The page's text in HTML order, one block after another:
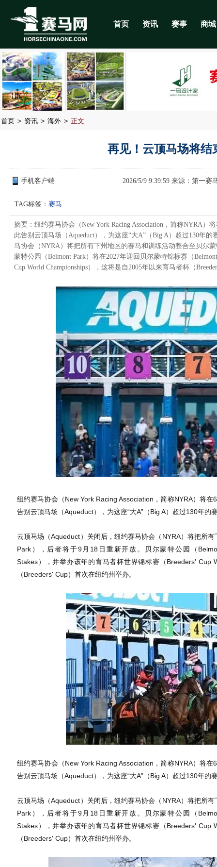
首页 资讯 赛事 商城
首页 > 资讯 > 海外 > 正文
再见！云顶马场将结
手机客户端 2026/5/9 9:39:59 来源： 第一赛
TAG标签： 赛马
摘要：纽约赛马协会（New York Racing Association，简称NYRA
此告别云顶马场（Aqueduct），为这座“大A”（Big A）超过130年
马协会（NYRA）将把所有下州地区的赛马和训练活动整合至贝尔
蒙特公园（Belmont Park）将在2027年迎回贝尔蒙特锦标赛（
Cup World Championships），这将是自2005年以来育马者杯（
纽约赛马协会（New York Racing Association，简称NYRA）将
告别云顶马场（Aqueduct），为这座“大A”（Big A）超过130年的
云顶马场（Aqueduct）关闭后，纽约赛马协会（NYRA）将把所
Park），后者将于9月18日重新开放。贝尔蒙特公园（
Stakes），并举办该年的育马者杯世界锦标赛（Breeders' Cup
（Breeders' Cup）首次在纽约州举办。
纽约赛马协会（New York Racing Association，简称NYRA）将
告别云顶马场（Aqueduct），为这座“大A”（Big A）超过130年的
云顶马场（Aqueduct）关闭后，纽约赛马协会（NYRA）将把所
Park），后者将于9月18日重新开放。贝尔蒙特公园（
Stakes），并举办该年的育马者杯世界锦标赛（Breeders' Cup
（Breeders' Cup）首次在纽约州举办。